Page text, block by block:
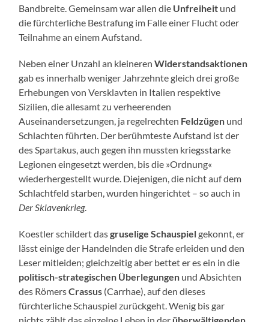
Bandbreite. Gemeinsam war allen die Unfreiheit und
die fürchterliche Bestrafung im Falle einer Flucht oder
Teilnahme an einem Aufstand.
Neben einer Unzahl an kleinerenWiderstandsaktionen
gab es innerhalb weniger Jahrzehnte gleich drei große
Erhebungen von Versklavten in Italien respektive
Sizilien, die allesamt zu verheerenden
Auseinandersetzungen, ja regelrechten Feldzügen und
Schlachten führten. Der berühmteste Aufstand ist der
des Spartakus, auch gegen ihn mussten kriegsstarke
Legionen eingesetzt werden, bis die »Ordnung«
wiederhergestellt wurde. Diejenigen, die nicht auf dem
Schlachtfeld starben, wurden hingerichtet – so auch in
Der Sklavenkrieg.
Koestler schildert dasgruselige Schauspielgekonnt, er
lässt einige der Handelnden die Strafe erleiden und den
Leser mitleiden; gleichzeitig aber bettet er es ein in die
politisch-strategischen Überlegungen und Absichten
des RömersCrassus (Carrhae), auf den dieses
fürchterliche Schauspiel zurückgeht. Wenig bis gar